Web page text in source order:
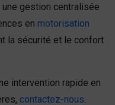
une gestion centralisée
en motorisation
la sécurité et le confort
intervention rapide en
contactez-nous